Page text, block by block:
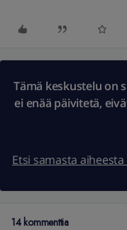
Tämä keskustelu on
ei enää päivitetä,
Etsi samasta
14 kommenttia